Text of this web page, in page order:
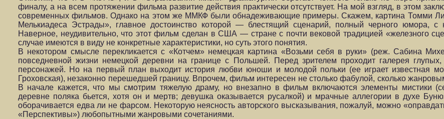
финалу, а на всем протяжении фильма развитие действия практически отсутствует. На мой взгляд, в этом
современных фильмов. Однако на этом же ММКФ были обнадеживающие примеры. Скажем, картина Томми
Мелькиадеса Эстрады», главное достоинство которой — блестящий сценарий, полный черного юмора, с
Наверное, неудивительно, что этот фильм сделан в США — стране с почти вековой традицией «железного
случае имеются в виду не конкретные характеристики, но суть этого понятия.
В некотором смысле перекликается с «Котчем» немецкая картина «Возьми себя в руки» (реж. Сабина
повседневной жизни немецкой деревни на границе с Польшей. Перед зрителем проходит галерея глупых,
персонажей. Но на первый план выходит история любви юноши и молодой польки (ее играет известная
Гроховская), незаконно перешедшей границу. Впрочем, фильм интересен не столько фабулой, сколько
В начале кажется, что мы смотрим тяжелую драму, но внезапно в фильм включаются элементы мистики
деревне поляка бьется, хотя он и мертв; девушка оказывается русалкой) и мрачные аллегории в духе
оборачивается едва ли не фарсом. Некоторую неясность авторского высказывания, пожалуй, можно
«Перспективы») любопытными жанровыми сочетаниями.